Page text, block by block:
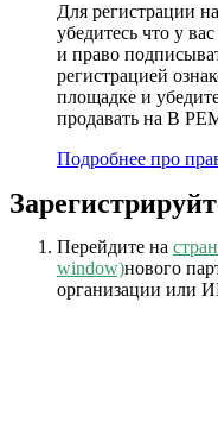
Для регистрации
убедитесь что у
и право
регистрацией
площадке и
продавать на В
Подробнее про
Перейдите на
window)нового
организации или